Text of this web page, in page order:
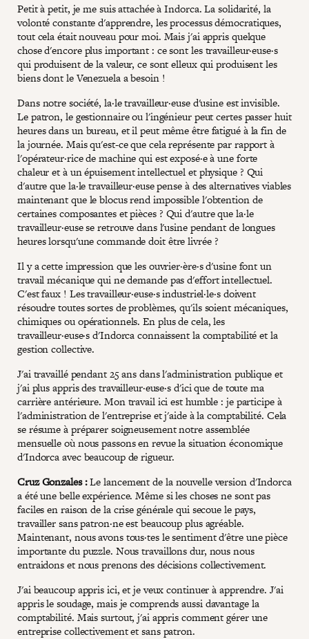
Petit à petit, je me suis attachée à Indorca. La solidarité, la
volonté constante d'apprendre, les processus démocratiques,
tout cela était nouveau pour moi. Mais j'ai appris quelque
chose d'encore plus important : ce sont les travailleur·euse·s
qui produisent de la valeur, ce sont elleux qui produisent les
biens dont le Venezuela a besoin !
Dans notre société, la·le travailleur·euse d'usine est invisible.
Le patron, le gestionnaire ou l'ingénieur peut certes passer huit
heures dans un bureau, et il peut même être fatigué à la fin de
la journée. Mais qu'est-ce que cela représente par rapport à
l'opérateur·rice de machine qui est exposé·e à une forte
chaleur et à un épuisement intellectuel et physique ? Qui
d'autre que la·le travailleur·euse pense à des alternatives viables
maintenant que le blocus rend impossible l'obtention de
certaines composantes et pièces ? Qui d'autre que la·le
travailleur·euse se retrouve dans l'usine pendant de longues
heures lorsqu'une commande doit être livrée ?
Il y a cette impression que les ouvrier·ère·s d'usine font un
travail mécanique qui ne demande pas d'effort intellectuel.
C'est faux ! Les travailleur·euse·s industriel·le·s doivent
résoudre toutes sortes de problèmes, qu'ils soient mécaniques,
chimiques ou opérationnels. En plus de cela, les
travailleur·euse·s d'Indorca connaissent la comptabilité et la
gestion collective.
J'ai travaillé pendant 25 ans dans l'administration publique et
j'ai plus appris des travailleur·euse·s d'ici que de toute ma
carrière antérieure. Mon travail ici est humble : je participe à
l'administration de l'entreprise et j'aide à la comptabilité. Cela
se résume à préparer soigneusement notre assemblée
mensuelle où nous passons en revue la situation économique
d'Indorca avec beaucoup de rigueur.
Cruz Gonzales :Le lancement de la nouvelle version d'Indorca
a été une belle expérience. Même si les choses ne sont pas
faciles en raison de la crise générale qui secoue le pays,
travailler sans patron·ne est beaucoup plus agréable.
Maintenant, nous avons tous·tes le sentiment d'être une pièce
importante du puzzle. Nous travaillons dur, nous nous
entraidons et nous prenons des décisions collectivement.
J'ai beaucoup appris ici, et je veux continuer à apprendre. J'ai
appris le soudage, mais je comprends aussi davantage la
comptabilité. Mais surtout, j'ai appris comment gérer une
entreprise collectivement et sans patron.